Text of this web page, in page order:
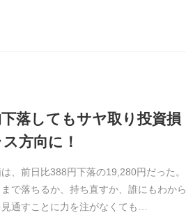
下落してもサヤ取り投資損
方向に！
、前日比388円下落の19,280円だった。
で落ちるか、持ち直すか、誰にもわから
通すことに力を注がなくても…